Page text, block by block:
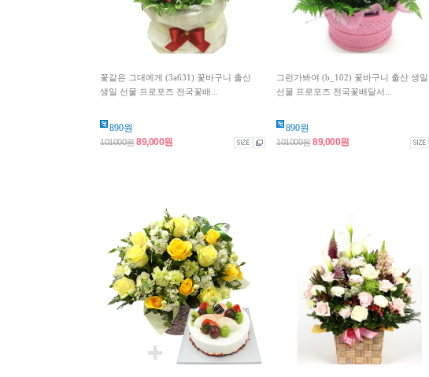
꽃같은 그대에게 (3a631) 꽃바구니 출산
생일 선물 프로포즈 전국꽃배...
890원
101000원89,000원
그런가봐여 (b_102) 꽃바구니 출산 생일
선물 프로포즈 전국꽃배달서...
890원
101000원89,000원